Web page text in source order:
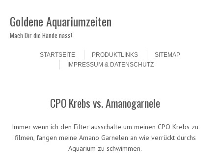
Goldene Aquariumzeiten
Mach Dir die Hände nass!
STARTSEITE
PRODUKTLINKS
SITEMAP
IMPRESSUM & DATENSCHUTZ
CPO Krebs vs. Amanogarnele
Immer wenn ich den Filter ausschalte um meinen CPO Krebs zu
filmen, fangen meine Amano Garnelen an wie verrückt durchs
Aquarium zu schwimmen.